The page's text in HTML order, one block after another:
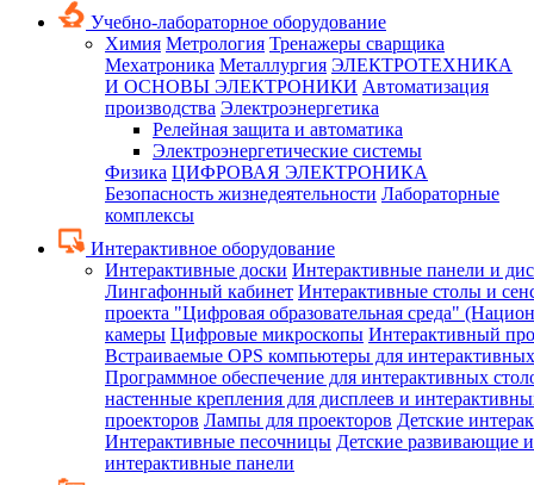
Учебно-лабораторное оборудование
Химия Метрология Тренажеры сварщика
Мехатроника Металлургия ЭЛЕКТРОТЕХНИКА
И ОСНОВЫ ЭЛЕКТРОНИКИ Автоматизация
производства Электроэнергетика
Релейная защита и автоматика
Электроэнергетические системы
Физика ЦИФРОВАЯ ЭЛЕКТРОНИКА
Безопасность жизнедеятельности Лабораторные
комплексы
Интерактивное оборудование
Интерактивные доски Интерактивные панели и
Лингафонный кабинет Интерактивные столы и
проекта "Цифровая образовательная среда"
камеры Цифровые микроскопы Интерактивный
Встраиваемые OPS компьютеры для
Программное обеспечение для интерактивных
настенные крепления для дисплеев и
проекторов Лампы для проекторов Детские
Интерактивные песочницы Детские развивающие
интерактивные панели